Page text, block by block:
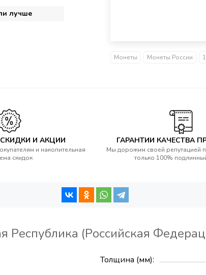
лучше
Монеты Монеты России
И АКЦИИ
и накопительная
скидок
ГАРАНТИИ КАЧЕСТВА
Мы дорожим своей репутацией
только 100%
Республика (Российская
Толщина (мм)